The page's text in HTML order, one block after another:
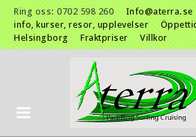
Ring oss: 0702 598 260 Info@aterra.se
info, kurser, resor, upplevelser
Helsingborg
Fraktpriser Villkor
Toggle
navigation